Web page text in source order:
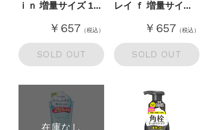
ｉｎ 増量サイズ 1...
￥657 （税込）
SOLD OUT
レイ ｆ 増量サイ...
￥657 （税込）
SOLD OUT
在庫なし